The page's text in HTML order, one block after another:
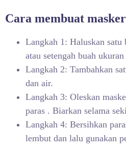
Cara membuat
Langkah 1: Haluskan
atau setengah buah ukuran
Langkah 2: Tambahkan
dan air.
Langkah 3: Oleskan
paras . Biarkan selama
Langkah 4: Bersihkan
lembut dan lalu gunakan